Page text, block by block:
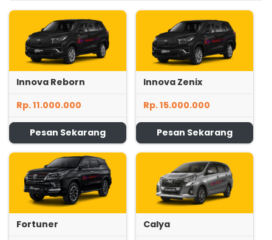
Innova Reborn
Rp. 11.000.000
Pesan Sekarang
Innova Zenix
Rp. 15.000.000
Pesan Sekarang
Fortuner
Calya